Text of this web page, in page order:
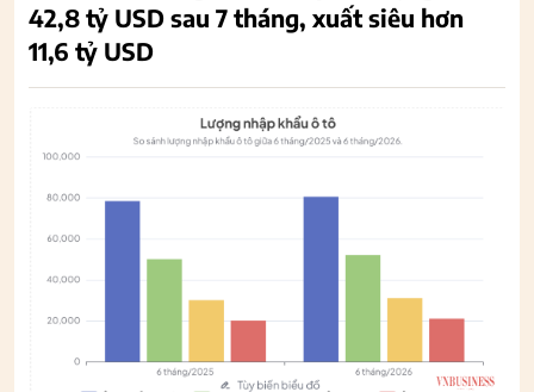
42,8 tỷ USD sau 7 tháng, xuất siêu hơn
11,6 tỷ USD